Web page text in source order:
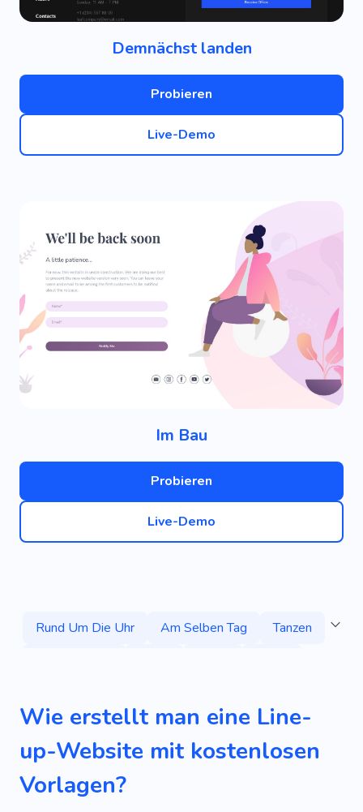
Demnächst landen
Probieren
Live-Demo
Im Bau
Probieren
Live-Demo
Rund Um Die Uhr Am Selben Tag
Tanzen
Akademie
Amüsement
Zusammenkommen
Frieden
Horror
Aufkleber
Überraschung
Wie erstellt man eine Line-
up-Website mit kostenlosen
Vorlagen?